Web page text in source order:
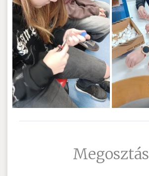
Megosztás